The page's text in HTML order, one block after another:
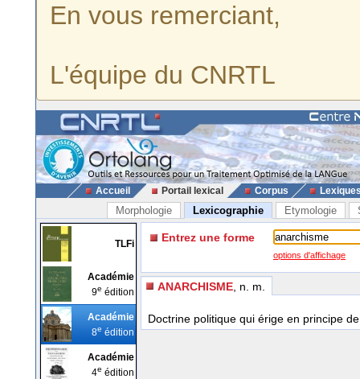
En vous remerciant,
L'équipe du CNRTL
Accueil Portail lexical Corpus
Morphologie Lexicographie Etymologie
TLFi
Académie
9e édition
Académie
8e édition
Académie
4e édition
Entrez une forme
options d'affichage
ANARCHISME , n. m.
Doctrine politique qui érige en principe